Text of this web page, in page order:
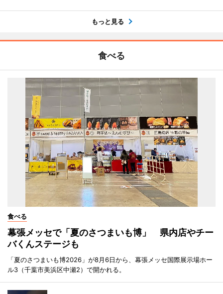
もっと見る
食べる
食べる
幕張メッセで「夏のさつまいも博」 県内店やチー
バくんステージも
「夏のさつまいも博2026」が8月6日から、幕張メッセ国際展示場ホー
ル3（千葉市美浜区中瀬2）で開かれる。